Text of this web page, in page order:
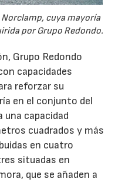
cuya mayoría
por Grupo Redondo.
Grupo Redondo
capacidades
reforzar su
en el conjunto del
una capacidad
cuadrados y más
en cuatro
situadas en
que se añaden a